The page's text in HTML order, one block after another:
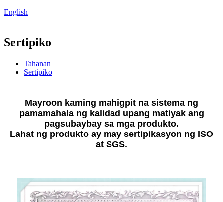
English
Sertipiko
Tahanan
Sertipiko
Mayroon kaming mahigpit na sistema ng
pamamahala ng kalidad upang matiyak ang
pagsubaybay sa mga produkto.
Lahat ng produkto ay may sertipikasyon ng ISO
at SGS.